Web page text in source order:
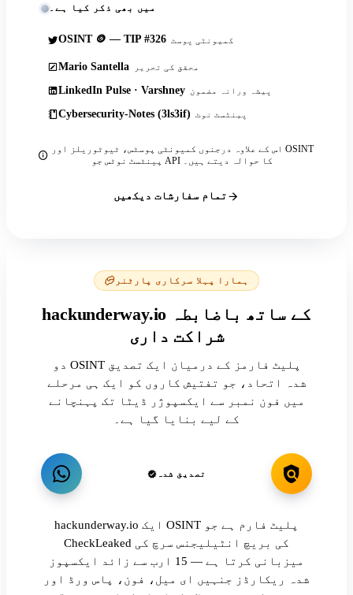
میں بھی ذکر کیا ہے۔
OSINT 🪙 — TIP #326 کمیونٹی پوسٹ
Mario Santella محقق کی تحریر
LinkedIn Pulse · Varshney پیشہ ورانہ مضمون
Cybersecurity-Notes (3ls3if) پینٹسٹ نوٹ
اس کے علاوہ درجنوں کمیونٹی پوسٹس، ٹیوٹوریلز اور OSINT
پینٹسٹ نوٹس جو API کا حوالہ دیتے ہیں۔
تمام سفارشات دیکھیں
ہمارا پہلا سرکاری پارٹنر
hackunderway.io کے ساتھ باضابطہ
شراکت داری
دو OSINT پلیٹ فارمز کے درمیان ایک تصدیق
شدہ اتحاد، جو تفتیش کاروں کو ایک ہی مرحلے
میں فون نمبر سے ایکسپوژر ڈیٹا تک پہنچانے
کے لیے بنایا گیا ہے۔
تصدیق شدہ
hackunderway.io ایک OSINT پلیٹ فارم ہے جو
CheckLeaked کی بریچ انٹیلیجنس سرچ کی
میزبانی کرتا ہے — 15 ارب سے زائد ایکسپوز
شدہ ریکارڈز جنہیں ای میل، فون، پاس ورڈ اور